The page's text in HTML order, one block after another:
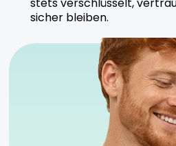
stets verschlüsselt,
sicher bleiben.